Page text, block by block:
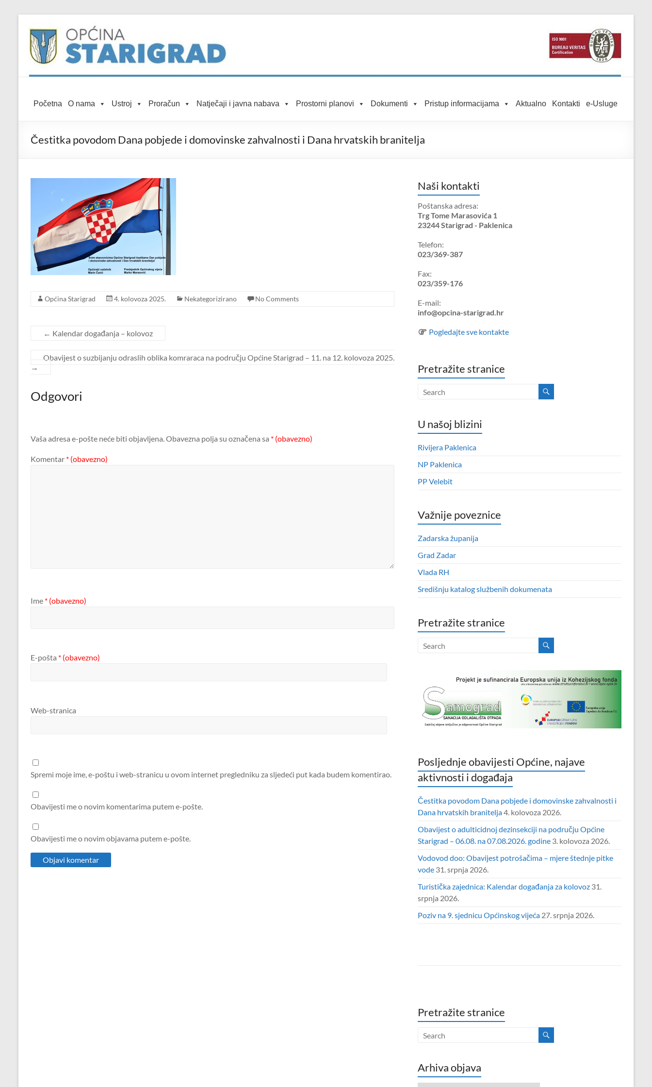
content
Općina
Službena
mrežna
Početna O nama Ustroj Proračun Natječaji i javna nabava Prostorni planovi Dokumenti Pristup informacijama Aktualno Kontakti e-Usluge
Čestitka povodom Dana pobjede i domovinske zahvalnosti i Dana hrvatskih branitelja
Općina Starigrad 4. kolovoza 2025. Nekategorizirano No Comments
← Kalendar događanja – kolovoz
Obavijest o suzbijanju odraslih oblika komraraca na području Općine Starigrad – 11. na 12. kolovoza 2025.
→
Odgovori
Vaša adresa e-pošte neće biti objavljena.Obavezna polja su označena sa * (obavezno)
Komentar * (obavezno)
Ime * (obavezno)
E-pošta * (obavezno)
Web-stranica
Spremi moje ime, e-poštu i web-stranicu u ovom internet pregledniku za sljedeći put kada budem komentirao.
Obavijesti me o novim komentarima putem e-pošte.
Obavijesti me o novim objavama putem e-pošte.
Naši kontakti
Poštanska adresa:
Trg Tome Marasovića 1
23244 Starigrad - Paklenica
Telefon:
023/369-387
Fax:
023/359-176
E-mail:
info@opcina-starigrad.hr
Pogledajte sve kontakte
Pretražite stranice
U našoj blizini
Rivijera Paklenica
NP Paklenica
PP Velebit
Važnije poveznice
Zadarska županija
Grad Zadar
Vlada RH
Središnju katalog službenih dokumenata
Pretražite stranice
Posljednje obavijesti Općine, najave
aktivnosti i događaja
Čestitka povodom Dana pobjede i domovinske zahvalnosti i
Dana hrvatskih branitelja4. kolovoza 2026.
Obavijest o adulticidnoj dezinsekciji na području Općine
Starigrad – 06.08. na 07.08.2026. godine 3. kolovoza 2026.
Vodovod doo: Obavijest potrošačima – mjere štednje pitke
vode 31. srpnja 2026.
Turistička zajednica: Kalendar događanja za kolovoz 31.
srpnja 2026.
Poziv na 9. sjednicu Općinskog vijeća 27. srpnja 2026.
Pretražite stranice
Arhiva objava